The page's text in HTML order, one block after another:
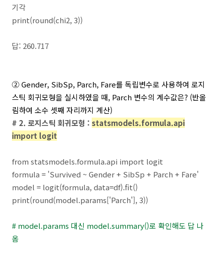
기각
print(round(chi2, 3))
답: 260.717
② Gender, SibSp, Parch, Fare를 독립변수로 사용하여 로지
스틱 회귀모형을 실시하였을 때, Parch 변수의 계수값은? (반올
림하여 소수 셋째 자리까지 계산)
# 2. 로지스틱 회귀모형 : statsmodels.formula.api
import logit
from statsmodels.formula.api import logit
formula = 'Survived ~ Gender + SibSp + Parch + Fare'
model = logit(formula, data=df).fit()
print(round(model.params['Parch'], 3))
# model.params 대신 model.summary()로 확인해도 답 나
옴